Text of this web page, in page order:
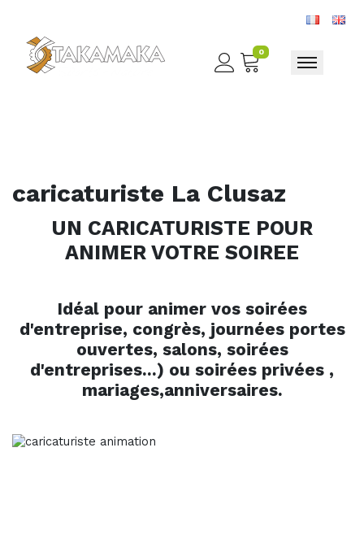
0
Toggle
caricaturiste La Clusaz
UN CARICATURISTE POUR
ANIMER VOTRE SOIREE
Idéal pour animer vos soirées
d'entreprise, congrès, journées portes
ouvertes, salons, soirées
d'entreprises...) ou soirées privées ,
mariages,anniversaires.